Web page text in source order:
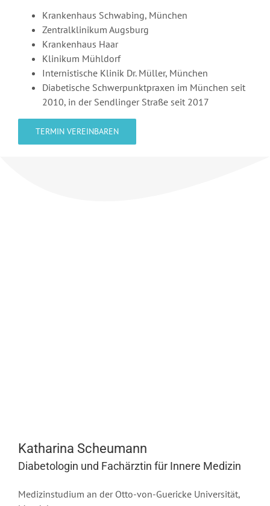
Krankenhaus Schwabing, München
Zentralklinikum Augsburg
Krankenhaus Haar
Klinikum Mühldorf
Internistische Klinik Dr. Müller, München
Diabetische Schwerpunktpraxen im München seit
2010, in der Sendlinger Straße seit 2017
TERMIN VEREINBAREN
Katharina Scheumann
Diabetologin und Fachärztin für Innere Medizin
Medizinstudium an der Otto-von-Guericke Universität,